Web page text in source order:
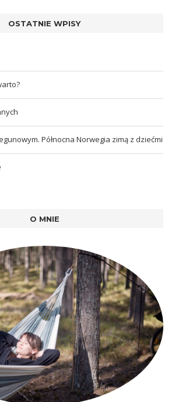
OSTATNIE WPISY
Północna Norwegia zimą z dziećmi
O MNIE